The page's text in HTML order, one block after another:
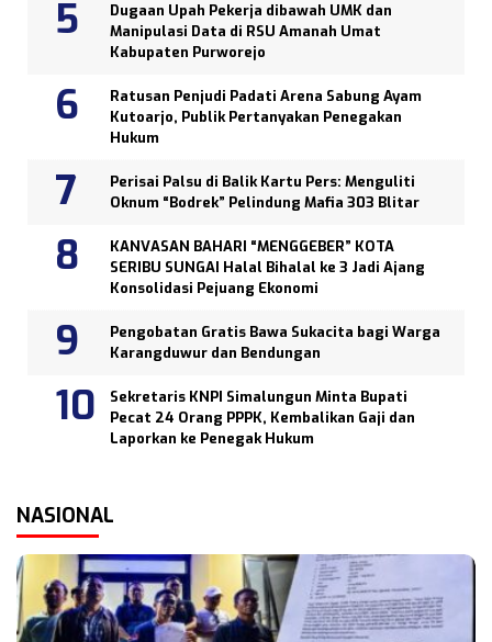
Dugaan Upah Pekerja dibawah UMK dan
Manipulasi Data di RSU Amanah Umat
Kabupaten Purworejo
Ratusan Penjudi Padati Arena Sabung Ayam
Kutoarjo, Publik Pertanyakan Penegakan
Hukum
Perisai Palsu di Balik Kartu Pers: Menguliti
Oknum “Bodrek” Pelindung Mafia 303 Blitar
KANVASAN BAHARI “MENGGEBER” KOTA
SERIBU SUNGAI Halal Bihalal ke 3 Jadi Ajang
Konsolidasi Pejuang Ekonomi
Pengobatan Gratis Bawa Sukacita bagi Warga
Karangduwur dan Bendungan
Sekretaris KNPI Simalungun Minta Bupati
Pecat 24 Orang PPPK, Kembalikan Gaji dan
Laporkan ke Penegak Hukum
NASIONAL